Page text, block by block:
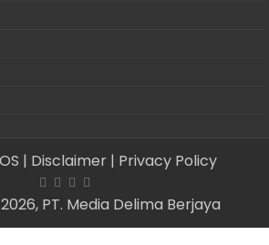
| Disclaimer | Privacy Policy
PT. Media Delima Berjaya